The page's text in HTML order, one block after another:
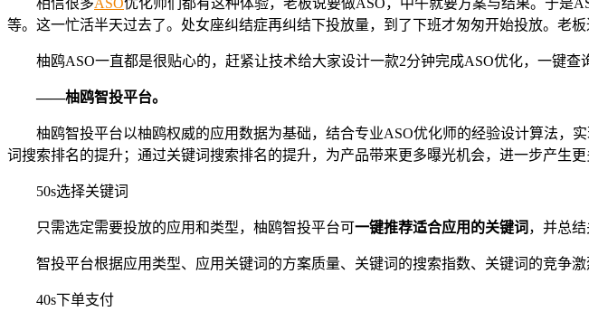
等。这一忙活半天过去了。处女座纠结症再纠结下投放量，到了下班才匆匆开始投放。老
柚鸥ASO一直都是很贴心的，赶紧让技术给大家设计一款2分钟完成ASO优化，一键查
——柚鸥智投平台。
柚鸥智投平台以柚鸥权威的应用数据为基础，结合专业ASO优化师的经验设计算法，
词搜索排名的提升；通过关键词搜索排名的提升，为产品带来更多曝光机会，进一步产生更
50s选择关键词
只需选定需要投放的应用和类型，柚鸥智投平台可一键推荐适合应用的关键词 ，并总
智投平台根据应用类型、应用关键词的方案质量、关键词的搜索指数、关键词的竞争
40s下单支付